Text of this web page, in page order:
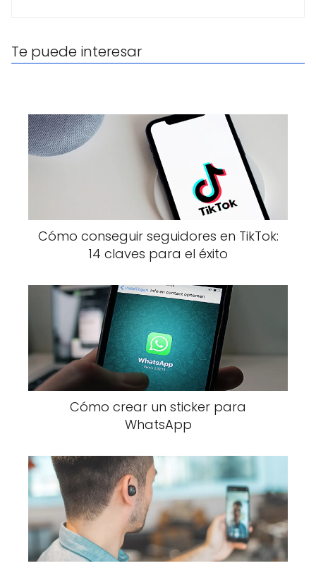
Te puede interesar
Cómo conseguir seguidores en TikTok:
14 claves para el éxito
Cómo crear un sticker para
WhatsApp